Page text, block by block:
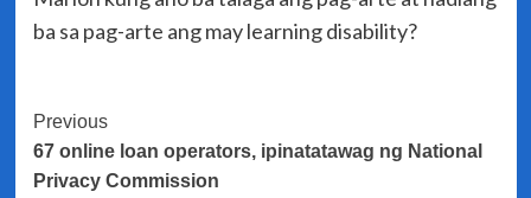
ba sa pag-arte ang may learning disability?
Post
Navigation
Previous
67 online loan operators, ipinatatawag ng National
Privacy Commission